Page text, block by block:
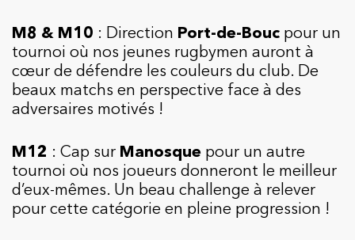
M8 & M10 : Direction Port-de-Bouc pour un
tournoi où nos jeunes rugbymen auront à
cœur de défendre les couleurs du club. De
beaux matchs en perspective face à des
adversaires motivés !
M12 : Cap sur Manosque pour un autre
tournoi où nos joueurs donneront le meilleur
d’eux-mêmes. Un beau challenge à relever
pour cette catégorie en pleine progression !